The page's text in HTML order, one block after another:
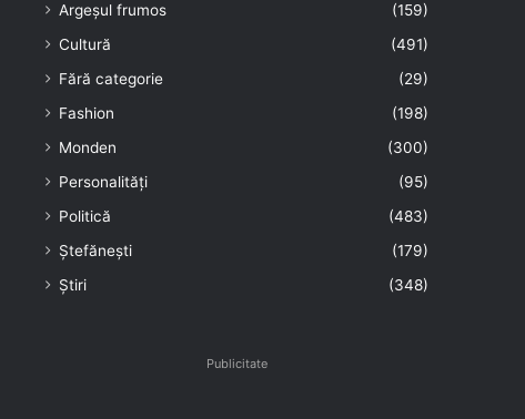
Argeșul frumos
(159)
Cultură
(491)
Fără categorie
(29)
Fashion
(198)
Monden
(300)
Personalități
(95)
Politică
(483)
Ștefănești
(179)
Știri
(348)
Publicitate